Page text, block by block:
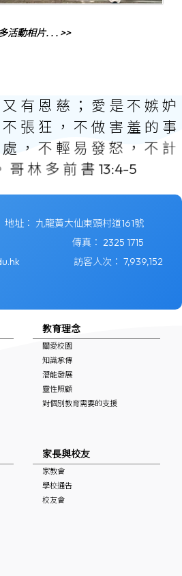
活動相片. . . >>
又 有 恩 慈 ； 愛 是不 嫉 妒
不 張 狂 ， 不 做 害 羞 的 事
處 ， 不 輕 易 發 怒 ， 不 計
哥 林 多 前 書 13:4-5
地址： 九龍黃大仙東頭村道161號
傳真： 2325 1715
訪客人次： 7,939,152
教育理念
關愛校園
知識承傳
潛能發展
靈性照顧
對個別教育需要的支援
家長與校友
家教會
學校通告
校友會